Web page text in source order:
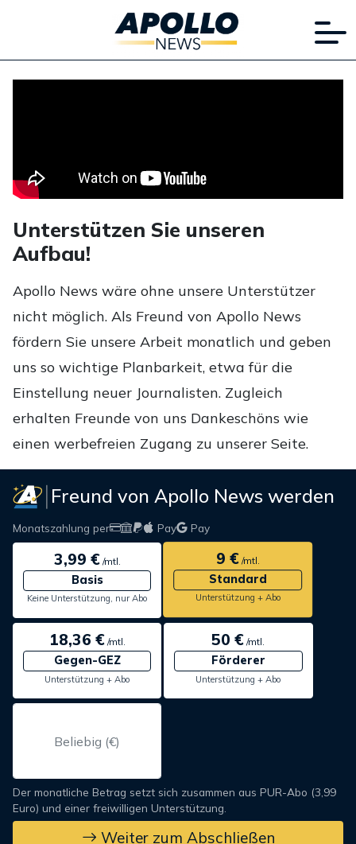
Unterstützen Sie unseren
Aufbau!
Apollo News wäre ohne unsere Unterstützer
nicht möglich. Als Freund von Apollo News
fördern Sie unsere Arbeit monatlich und geben
uns so wichtige Planbarkeit, etwa für die
Einstellung neuer Journalisten. Zugleich
erhalten Freunde von uns Dankeschöns wie
einen werbefreien Zugang zu unserer Seite.
Freund von Apollo News werden
Monatszahlung per Pay Pay
3,99 €/mtl.
Basis
Keine Unterstützung, nur Abo
9 €/mtl.
Standard
Unterstützung + Abo
18,36 €/mtl.
Gegen-GEZ
Unterstützung + Abo
50 € /mtl.
Förderer
Unterstützung + Abo
Der monatliche Betrag setzt sich zusammen aus PUR-Abo (3,99
Euro) und einer freiwilligen Unterstützung.
Weiter zum Abschließen